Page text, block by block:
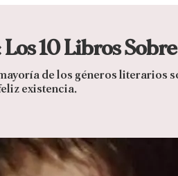
10 Libros
de los géneros literarios
existencia.